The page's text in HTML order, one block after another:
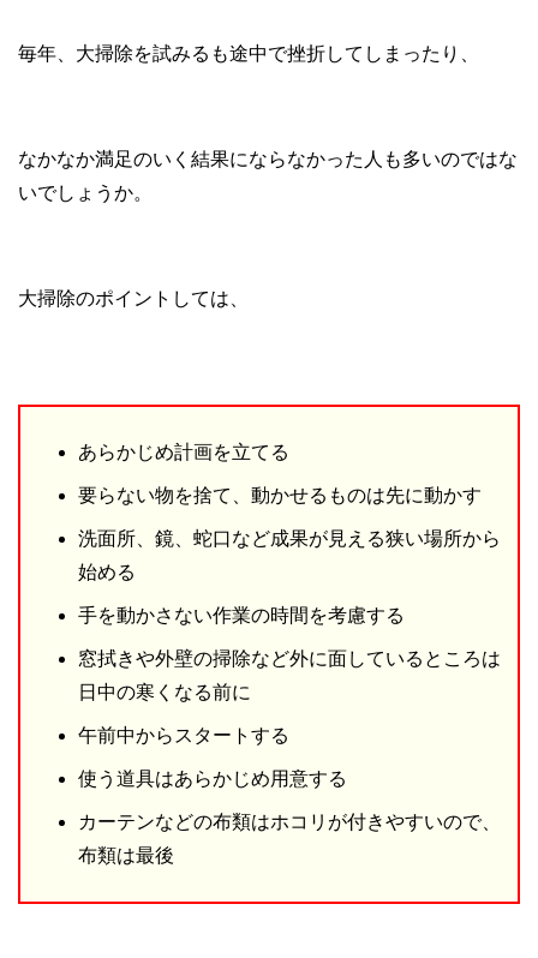
毎年、大掃除を試みるも途中で挫折してしまったり、
なかなか満足のいく結果にならなかった人も多いのではな
いでしょうか。
大掃除のポイントしては、
あらかじめ計画を立てる
要らない物を捨て、動かせるものは先に動かす
洗面所、鏡、蛇口など成果が見える狭い場所から
始める
手を動かさない作業の時間を考慮する
窓拭きや外壁の掃除など外に面しているところは
日中の寒くなる前に
午前中からスタートする
使う道具はあらかじめ用意する
カーテンなどの布類はホコリが付きやすいので、
布類は最後